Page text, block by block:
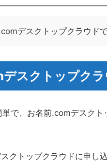
デスクトップクラウド
スクトップク
で、お名前.comデスク
クトップクラウドに申し